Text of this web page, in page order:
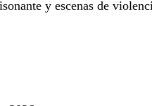
y escenas de